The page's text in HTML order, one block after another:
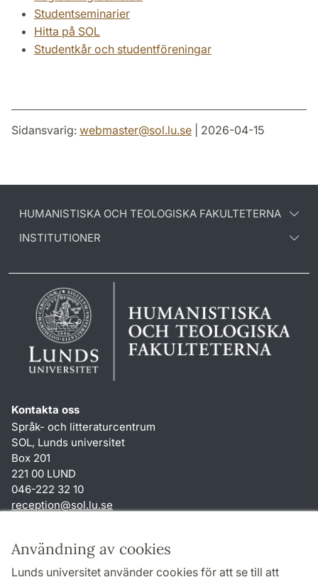
Användning av cookies
Lunds universitet använder cookies för att se till att
Studentseminarier
Hitta på SOL
Studentkår och studentföreningar
Sidansvarig: webmaster@sol.lu.se | 2026-04-15
HUMANISTISKA OCH TEOLOGISKA FAKULTETERNA
INSTITUTIONER
Kontakta oss
Språk- och litteraturcentrum
SOL, Lunds universitet
Box 201
221 00 LUND
046-222 32 10
reception@sol.lu.se
Genvägar
Om webbplatsen och cookies